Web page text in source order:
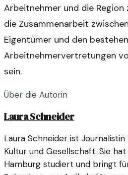
Arbeitnehmer und die Region
die Zusammenarbeit
Eigentümer und den
Arbeitnehmervertretungen
sein.
Über die Autorin
Laura Schneider
Laura Schneider ist
Kultur und Gesellschaft. Sie
Hamburg studiert und bringt